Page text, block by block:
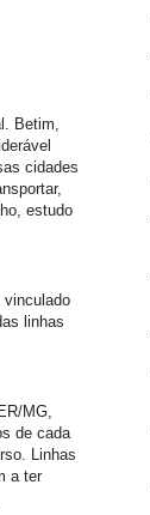
Betim,
cidades
estudo
vinculado
linhas
MG,
de cada
Linhas
a ter